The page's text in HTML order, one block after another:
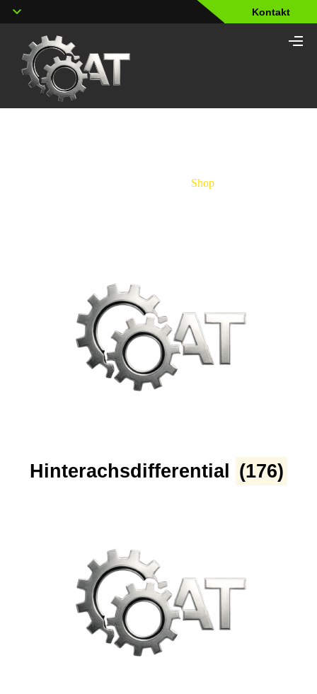
Kontakt
Shop
Hinterachsdifferential (176)